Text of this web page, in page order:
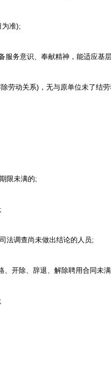
准);
务意识、奉献精神，能适应基
动关系)，无与原单位未了结劳
限未满的;
调查尚未做出结论的人员;
开除、辞退、解除聘用合同未